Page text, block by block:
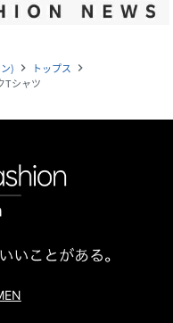
) navigate_next トップス navigate_next
Tシャツ